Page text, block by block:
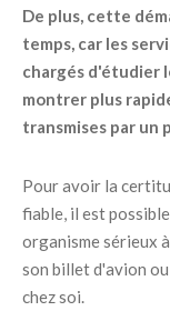
De plus, cette
temps, car les
chargés d'étudier
montrer plus
transmises par un
Pour avoir la
fiable, il est
organisme sérieux
son billet d'avion
chez soi.